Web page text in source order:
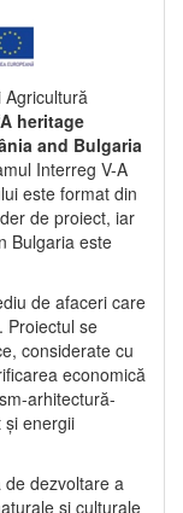
heritage
and Bulgaria
Interreg V-A
este format din
de proiect, iar
Bulgaria este
de afaceri care
Proiectul se
considerate cu
economică
arhitectură-
și energii
de dezvoltare a
și culturale